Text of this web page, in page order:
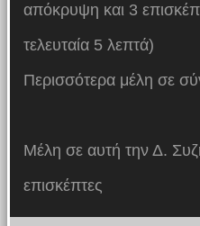
απόκρυψη και 3
τελευταία 5 λεπτά)
Περισσότερα μέλη σε
Μέλη σε αυτή την Δ.
επισκέπτες